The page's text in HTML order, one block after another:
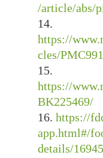
/article/abs/
https://
cles/
https://
BK225469/
https://
app.html#/
details/